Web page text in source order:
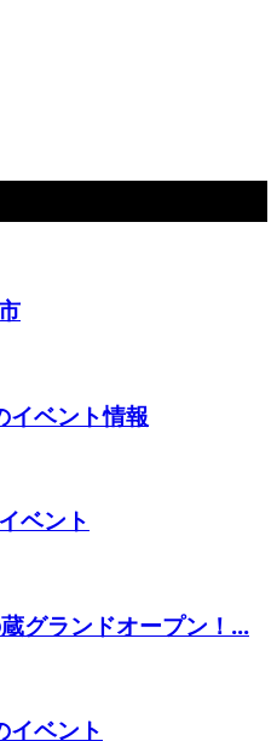
イベント情報
ベント
グランドオープン！...
イベント